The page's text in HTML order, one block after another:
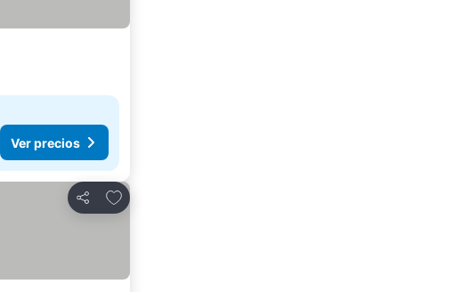
Ver precios
Compartir
Agregar a favoritos